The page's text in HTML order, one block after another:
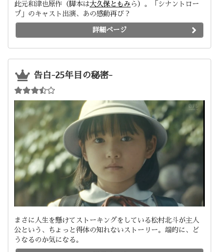
此元和津也原作（脚本は大久保ともみ ら）。「シナントロー
プ」のキャスト出演、あの感動再び？
詳細ページ
告白-25年目の秘密-
まさに人生を懸けてストーキングをしている松村北斗が主人
公という、ちょっと得体の知れないストーリー。端的に、ど
うなるのか気になる。